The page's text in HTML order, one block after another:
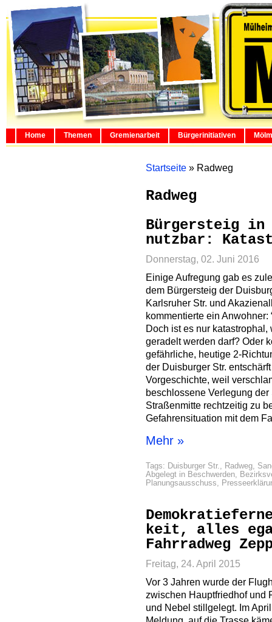
Home Themen Gremienarbeit Bürgerinitiativen
Startseite » Radweg
Radweg
Bürgersteig in
nutzbar:
Donnerstag, 02. Juni 2016
Einige Aufregung gab es
dem Bürgersteig der
Karlsruher Str. und
kommentierte ein Anwohner:
Doch ist es nur
geradelt werden darf? Oder
gefährliche, heutige 2-
der Duisburger Str.
Vorgeschichte, weil
beschlossene Verlegung
Straßenmitte rechtzeitig zu
Gefahrensituation mit dem
Mehr »
Tags: Duisburger Str., Radweg,
Abgelegt in Beschwerden,
Planungsausschuss,
keit, alles
Fahrradweg
Freitag, 24. April 2015
Vor 3 Jahren wurde der
zwischen Hauptfriedhof und
und Nebel stillgelegt. Im